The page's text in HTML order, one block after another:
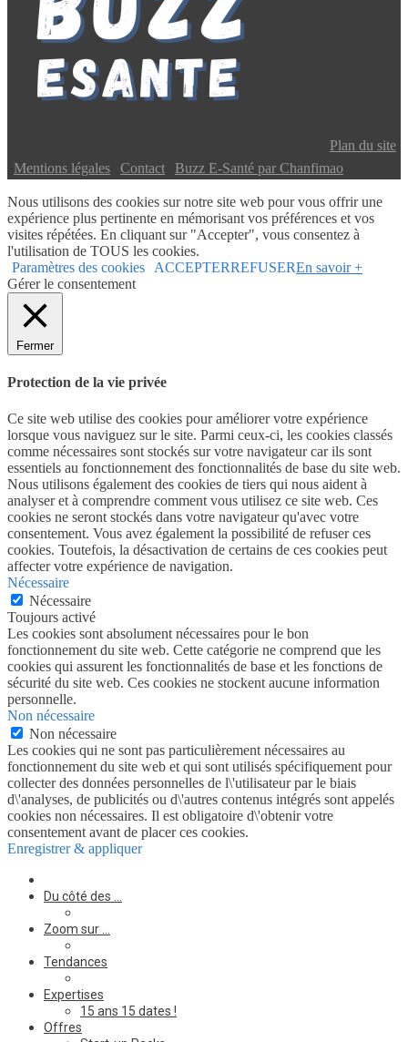
Plan du site
Mentions légales Contact Buzz E-Santé par Chanfimao
Nous utilisons des cookies sur notre site web pour vous offrir une
expérience plus pertinente en mémorisant vos préférences et vos
visites répétées. En cliquant sur "Accepter", vous consentez à
l'utilisation de TOUS les cookies.
Paramètres des cookies
ACCEPTERREFUSEREn savoir +
Gérer le consentement
Fermer
Protection de la vie privée
Ce site web utilise des cookies pour améliorer votre expérience
lorsque vous naviguez sur le site. Parmi ceux-ci, les cookies classés
comme nécessaires sont stockés sur votre navigateur car ils sont
essentiels au fonctionnement des fonctionnalités de base du site web.
Nous utilisons également des cookies de tiers qui nous aident à
analyser et à comprendre comment vous utilisez ce site web. Ces
cookies ne seront stockés dans votre navigateur qu'avec votre
consentement. Vous avez également la possibilité de refuser ces
cookies. Toutefois, la désactivation de certains de ces cookies peut
affecter votre expérience de navigation.
Nécessaire
Nécessaire
Toujours activé
Les cookies sont absolument nécessaires pour le bon
fonctionnement du site web. Cette catégorie ne comprend que les
cookies qui assurent les fonctionnalités de base et les fonctions de
sécurité du site web. Ces cookies ne stockent aucune information
personnelle.
Non nécessaire
Non nécessaire
Les cookies qui ne sont pas particulièrement nécessaires au
fonctionnement du site web et qui sont utilisés spécifiquement pour
collecter des données personnelles de l\'utilisateur par le biais
d\'analyses, de publicités ou d\'autres contenus intégrés sont appelés
cookies non nécessaires. Il est obligatoire d\'obtenir votre
consentement avant de placer ces cookies.
Enregistrer & appliquer
Du côté des …
Zoom sur …
Tendances
Expertises
15 ans 15 dates !
Offres